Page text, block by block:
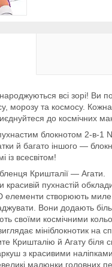
всі зорі! Ви
морозу та космосу. Кожна
до космічних
блокнотом 2-в-
й багато іншого —
із всесвітом!
Кришталії — Агати.
пухнастій
елементи створюють миле
Вони додають
своїми космічними
мініблокнотик на
Кришталію й Агату біля
з красивими наліпками.
малюнки головних